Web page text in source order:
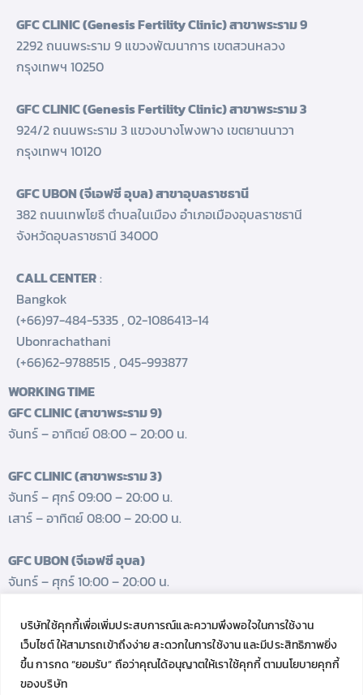
บริษัทใช้คุกกี้เพื่อเพิ่มประสบการณ์และความพึงพอใจในการใช้งาน
เว็บไซต์ ให้สามารถเข้าถึงง่าย สะดวกในการใช้งาน และมีประสิทธิภาพยิ่ง
ขึ้น การกด “ยอมรับ” ถือว่าคุณได้อนุญาตให้เราใช้คุกกี้ ตามนโยบายคุกกี้
ของบริษัท
GFC CLINIC (Genesis Fertility Clinic) สาขาพระราม 9
2292 ถนนพระราม 9 แขวงพัฒนาการ เขตสวนหลวง
กรุงเทพฯ 10250
GFC CLINIC (Genesis Fertility Clinic) สาขาพระราม 3
924/2 ถนนพระราม 3 แขวงบางโพงพาง เขตยานนาวา
กรุงเทพฯ 10120
GFC UBON (จีเอฟซี อุบล) สาขาอุบลราชธานี
382 ถนนเทพโยธี ตำบลในเมือง อำเภอเมืองอุบลราชธานี
จังหวัดอุบลราชธานี 34000
CALL CENTER:
Bangkok
(+66)97-484-5335,02-1086413-14
Ubonrachathani
(+66)62-9788515,045-993877
WORKING TIME
GFC CLINIC (สาขาพระราม 9)
จันทร์ – อาทิตย์ 08:00 – 20:00 น.
GFC CLINIC (สาขาพระราม 3)
จันทร์ – ศุกร์ 09:00 – 20:00 น.
เสาร์ – อาทิตย์ 08:00 – 20:00 น.
GFC UBON (จีเอฟซี อุบล)
จันทร์ – ศุกร์ 10:00 – 20:00 น.
GET FRESH UPDATES.
Follow us